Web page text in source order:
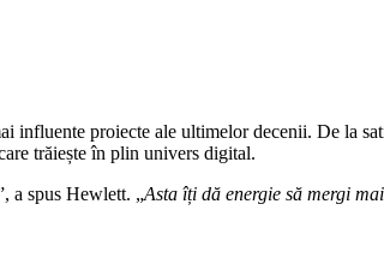
influente proiecte ale ultimelor decenii. De la
trăiește în plin univers digital.
a spus Hewlett. „Asta îți dă energie să mergi